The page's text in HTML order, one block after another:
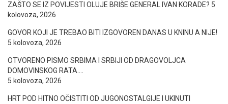
ZAŠTO SE IZ POVIJESTI OLUJE BRIŠE GENERAL IVAN KORADE? 5
kolovoza, 2026
GOVOR KOJI JE TREBAO BITI IZGOVOREN DANAS U KNINU A NIJE!
5 kolovoza, 2026
OTVORENO PISMO SRBIMA I SRBIJI OD DRAGOVOLJCA
DOMOVINSKOG RATA….
5 kolovoza, 2026
HRT POD HITNO OČISTITI OD JUGONOSTALGIJE I UKINUTI